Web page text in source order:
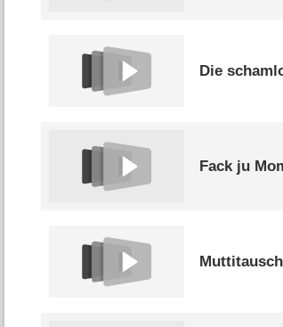
Die
Fack ju
Muttitausch